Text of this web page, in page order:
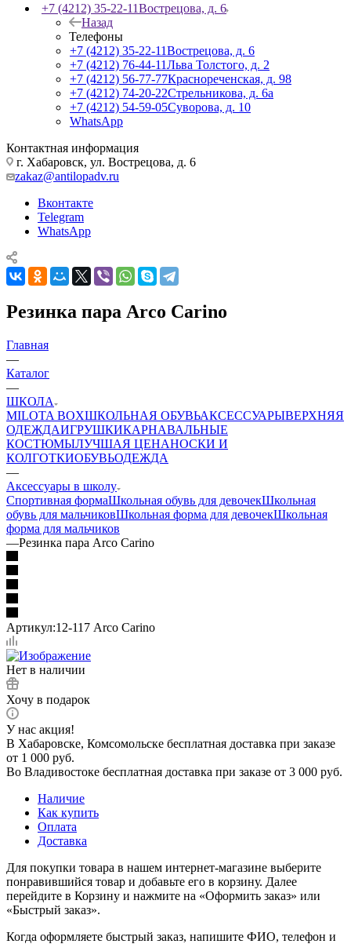
+7 (4212) 35-22-11Вострецова, д. 6
Назад
Телефоны
+7 (4212) 35-22-11Вострецова, д. 6
+7 (4212) 76-44-11Льва Толстого, д. 2
+7 (4212) 56-77-77Краснореченская, д. 98
+7 (4212) 74-20-22Стрельникова, д. 6а
+7 (4212) 54-59-05Суворова, д. 10
WhatsApp
Контактная информация
г. Хабаровск, ул. Вострецова, д. 6
zakaz@antilopadv.ru
Вконтакте
Telegram
WhatsApp
Резинка пара Arco Carino
Главная
—
Каталог
—
ШКОЛА
MILOTA BOXШКОЛЬНАЯ ОБУВЬАКСЕССУАРЫВЕРХНЯЯ
ОДЕЖДАИГРУШКИКАРНАВАЛЬНЫЕ
КОСТЮМЫЛУЧШАЯ ЦЕНАНОСКИ И
КОЛГОТКИОБУВЬОДЕЖДА
—
Аксессуары в школу
Спортивная формаШкольная обувь для девочекШкольная
обувь для мальчиковШкольная форма для девочекШкольная
форма для мальчиков
—Резинка пара Arco Carino
Артикул:12-117 Arco Carino
Нет в наличии
Хочу в подарок
У нас акция!
В Хабаровске, Комсомольске бесплатная доставка при заказе
от 1 000 руб.
Во Владивостоке бесплатная доставка при заказе от 3 000 руб.
Наличие
Как купить
Оплата
Доставка
Для покупки товара в нашем интернет-магазине выберите
понравившийся товар и добавьте его в корзину. Далее
перейдите в Корзину и нажмите на «Оформить заказ» или
«Быстрый заказ».
Когда оформляете быстрый заказ, напишите ФИО, телефон и